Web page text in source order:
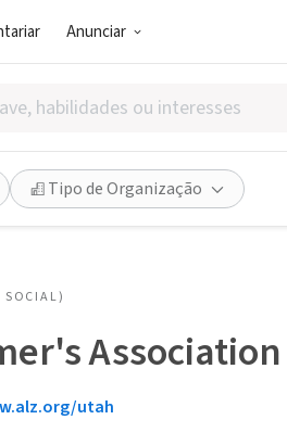
Anunciar
Tipo de Organização
SOCIAL)
utah